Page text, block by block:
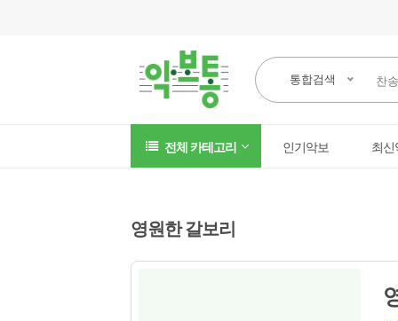
통합검색
전체 카테고리 인기악보 최
영원한 갈보리